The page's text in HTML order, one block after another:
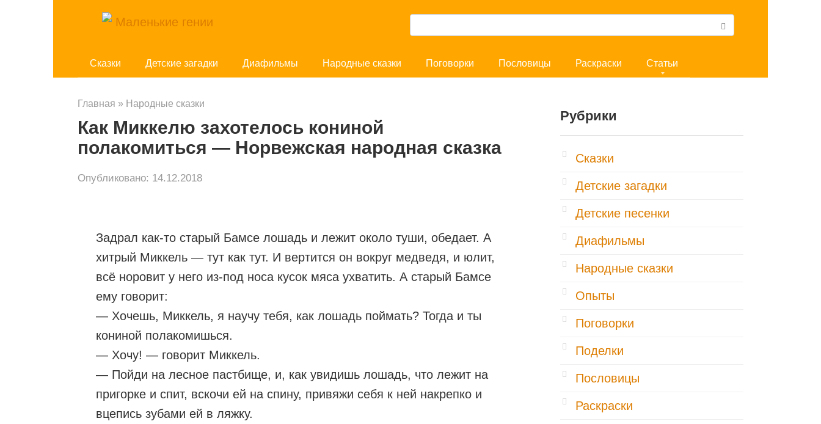
Cказки Детские загадки Диафильмы Народные сказки Поговорки Пословицы Раскраски Статьи
Главная » Народные сказки
Как Миккелю захотелось кониной
полакомиться — Норвежская народная сказка
Опубликовано: 14.12.2018
Задрал как-то старый Бамсе лошадь и лежит около туши, обедает. А
хитрый Миккель — тут как тут. И вертится он вокруг медведя, и юлит,
всё норовит у него из-под носа кусок мяса ухватить. А старый Бамсе
ему говорит:
— Хочешь, Миккель, я научу тебя, как лошадь поймать? Тогда и ты
кониной полакомишься.
— Хочу! — говорит Миккель.
— Пойди на лесное пастбище, и, как увидишь лошадь, что лежит на
пригорке и спит, вскочи ей на спину, привяжи себя к ней накрепко и
вцепись зубами ей в ляжку.
Рубрики
Cказки
Детские загадки
Детские песенки
Диафильмы
Народные сказки
Опыты
Поговорки
Поделки
Пословицы
Раскраски